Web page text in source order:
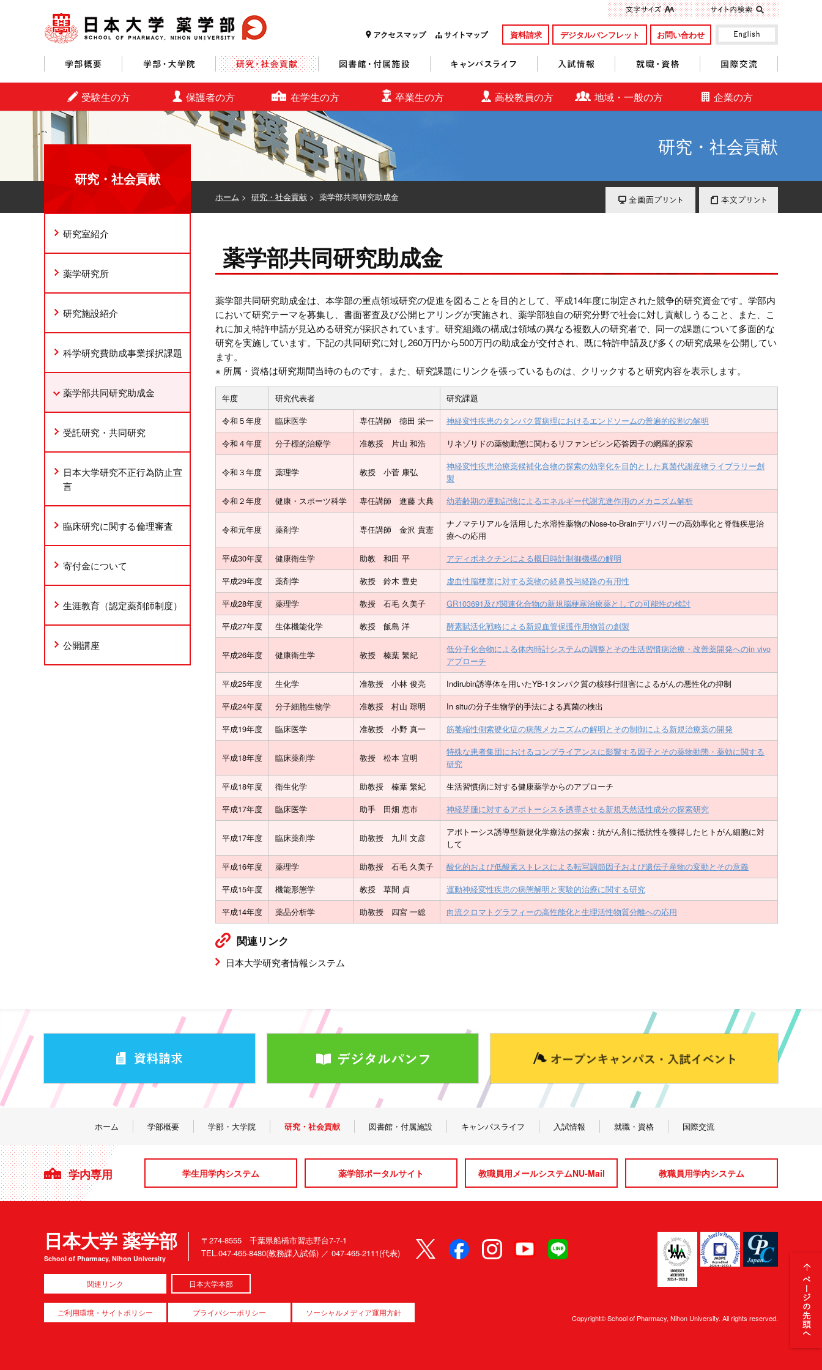
資料請求 デジタルパンフレット お問い合わせ
受験生の方 保護者の方 在学生の方 卒業生の方 高校教員の方 地域・一般の方 企業の方
研究・社会貢献
ホーム > 研究・社会貢献 > 薬学部共同研究助成金
薬学部共同研究助成金
薬学部共同研究助成金は、本学部の重点領域研究の促進を図ることを目的として、平成14年度に制定された競争的研究資金です。学部内
において研究テーマを募集し、書面審査及び公開ヒアリングが実施され、薬学部独自の研究分野で社会に対し貢献しうること、また、こ
れに加え特許申請が見込める研究が採択されています。研究組織の構成は領域の異なる複数人の研究者で、同一の課題について多面的な
研究を実施しています。下記の共同研究に対し260万円から500万円の助成金が交付され、既に特許申請及び多くの研究成果を公開してい
ます。
※ 所属・資格は研究期間当時のものです。また、研究課題にリンクを張っているものは、クリックすると研究内容を表示します。
年度 研究代表者
研究課題
令和５年度
臨床医学 専任講師 徳田 栄一
神経変性疾患のタンパク質病理におけるエンドソームの普遍的役割の解明
令和４年度
分子標的治療学 准教授 片山 和浩 リネゾリドの薬物動態に関わるリファンピシン応答因子の網羅的探索
令和３年度 薬理学 教授 小菅 康弘
神経変性疾患治療薬候補化合物の探索の効率化を目的とした真菌代謝産物ライブラリー創
製
令和２年度
健康・スポーツ科学 専任講師 進藤 大典 幼若齢期の運動記憶によるエネルギー代謝亢進作用のメカニズム解析
令和元年度 薬剤学 専任講師 金沢 貴憲
ナノマテリアルを活用した水溶性薬物のNose-to-Brainデリバリーの高効率化と脊髄疾患治
療への応用
平成30年度
健康衛生学 助教 和田 平
アディポネクチンによる概日時計制御機構の解明
平成29年度
薬剤学 教授 鈴木 豊史
虚血性脳梗塞に対する薬物の経鼻投与経路の有用性
平成28年度
薬理学 教授 石毛 久美子
GR103691及び関連化合物の新規脳梗塞治療薬としての可能性の検討
平成27年度
生体機能化学 教授 飯島 洋 酵素賦活化戦略による新規血管保護作用物質の創製
平成26年度 健康衛生学 教授 榛葉 繁紀
低分子化合物による体内時計システムの調整とその生活習慣病治療・改善薬開発へのin vivo
アプローチ
平成25年度
生化学 准教授 小林 俊亮
Indirubin誘導体を用いたYB-1タンパク質の核移行阻害によるがんの悪性化の抑制
平成24年度
分子細胞生物学 准教授 村山 琮明
In situの分子生物学的手法による真菌の検出
平成19年度
臨床医学 准教授 小野 真一 筋萎縮性側索硬化症の病態メカニズムの解明とその制御による新規治療薬の開発
平成18年度 臨床薬剤学 教授 松本 宜明
特殊な患者集団におけるコンプライアンスに影響する因子とその薬物動態・薬効に関する
研究
平成18年度
衛生化学 助教授 榛葉 繁紀
生活習慣病に対する健康薬学からのアプローチ
平成17年度
臨床医学 助手 田畑 恵市 神経芽腫に対するアポトーシスを誘導させる新規天然活性成分の探索研究
平成17年度 臨床薬剤学 助教授 九川 文彦
アポトーシス誘導型新規化学療法の探索：抗がん剤に抵抗性を獲得したヒトがん細胞に対
して
平成16年度
薬理学 助教授 石毛 久美子
酸化的および低酸素ストレスによる転写調節因子および遺伝子産物の変動とその意義
平成15年度
機能形態学 教授 草間 貞
運動神経変性疾患の病態解明と実験的治療に関する研究
平成14年度
薬品分析学 助教授 四宮 一総 向流クロマトグラフィーの高性能化と生理活性物質分離への応用
関連リンク
日本大学研究者情報システム
研究・社会貢献
研究室紹介
薬学研究所
研究施設紹介
科学研究費助成事業採択課題
薬学部共同研究助成金
受託研究・共同研究
日本大学研究不正行為防止宣
言
臨床研究に関する倫理審査
寄付金について
生涯教育（認定薬剤師制度）
公開講座
ホーム 学部概要 学部・大学院 研究・社会貢献 図書館・付属施設 キャンパスライフ 入試情報 就職・資格 国際交流
学内専用 学生用学内システム 薬学部ポータルサイト 教職員用メールシステムNU-Mail 教職員用学内システム
日本大学 薬学部
School of Pharmacy, Nihon University
関連リンク 日本大学本部
〒274-8555 千葉県船橋市習志野台7-7-1
TEL.047-465-8480(教務課入試係) ／ 047-465-2111(代表)
ご利用環境・サイトポリシー プライバシーポリシー ソーシャルメディア運用方針
Copyright© School of Pharmacy, Nihon University. All rights reserved.